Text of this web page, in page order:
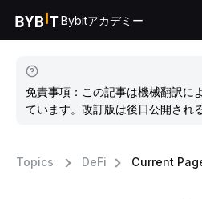
Bybitアカデミー
免責事項：この記事は機械翻訳に
ています。改訂版は後日公開され
Topics DeFi Current